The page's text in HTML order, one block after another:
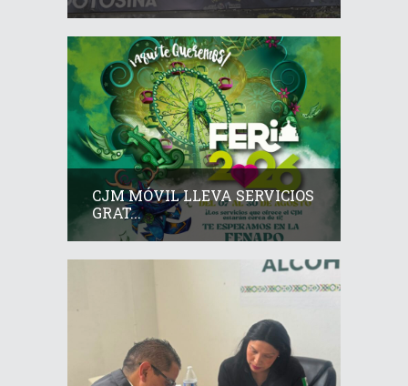
CJM MÓVIL LLEVA SERVICIOS
GRAT...